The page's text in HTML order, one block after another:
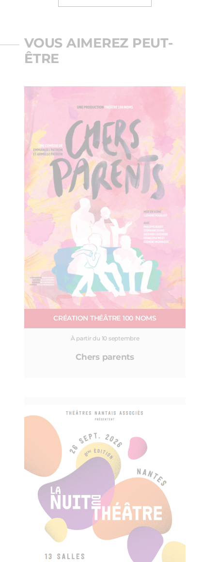
VOUS AIMEREZ PEUT-
ÊTRE
CRÉATION THÉÂTRE 100 NOMS
À partir du 10 septembre
Chers parents